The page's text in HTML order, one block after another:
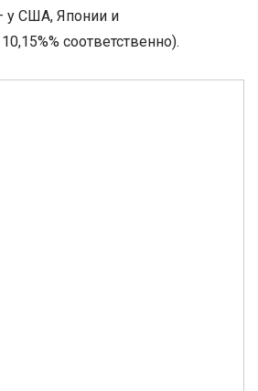
у США, Японии и
соответственно).